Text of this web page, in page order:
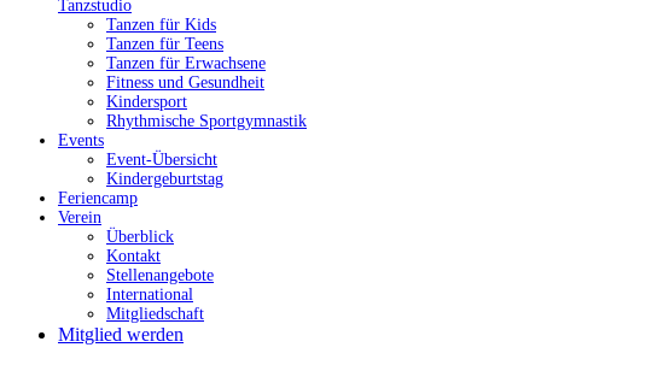
Tanzstudio
Tanzen für Kids
Tanzen für Teens
Tanzen für Erwachsene
Fitness und Gesundheit
Kindersport
Rhythmische Sportgymnastik
Events
Event-Übersicht
Kindergeburtstag
Feriencamp
Verein
Überblick
Kontakt
Stellenangebote
International
Mitgliedschaft
Mitglied werden